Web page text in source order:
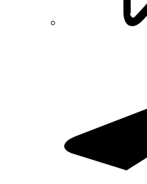
Smart-MAIC
Technoelectric (Италия)
Technosystems (Украина)
TEKPAN (Турция)
TeleTec (Украина)